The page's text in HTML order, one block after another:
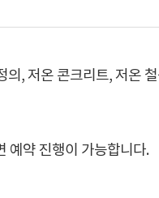
, 저온 콘크리트, 저온
예약 진행이 가능합니다.